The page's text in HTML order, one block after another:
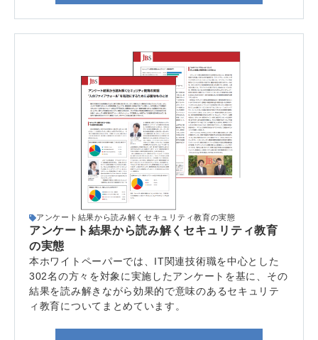
アンケート結果から読み解くセキュリティ教育の実態
アンケート結果から読み解くセキュリティ教育
の実態
本ホワイトペーパーでは、IT関連技術職を中心とした
302名の方々を対象に実施したアンケートを基に、その
結果を読み解きながら効果的で意味のあるセキュリテ
ィ教育についてまとめています。